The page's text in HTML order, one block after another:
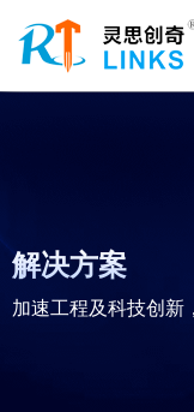
解决方案
加速工程及科技创新